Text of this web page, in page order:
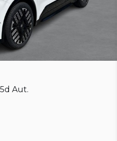
Aut.